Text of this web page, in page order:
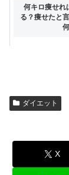
何キロ痩せれ
る？痩せたと
ダイエット
X